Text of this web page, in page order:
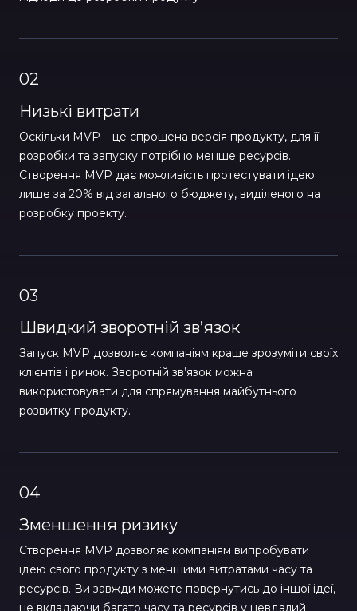
02
Низькі витрати
Оскільки MVP – це спрощена версія продукту, для її
розробки та запуску потрібно менше ресурсів.
Створення MVP дає можливість протестувати ідею
лише за 20% від загального бюджету, виділеного на
розробку проекту.
03
Швидкий зворотній зв’язок
Запуск MVP дозволяє компаніям краще зрозуміти своїх
клієнтів і ринок. Зворотній зв’язок можна
використовувати для спрямування майбутнього
розвитку продукту.
04
Зменшення ризику
Створення MVP дозволяє компаніям випробувати
ідею свого продукту з меншими витратами часу та
ресурсів. Ви завжди можете повернутись до іншої ідеї,
не вкладаючи багато часу та ресурсів у невдалий